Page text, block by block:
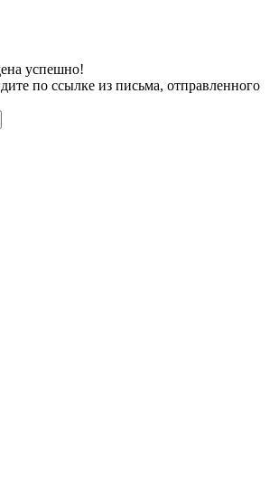
успешно!
по ссылке из письма, отправленного